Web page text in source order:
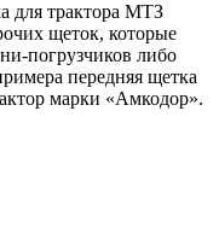
для трактора МТЗ
щеток, которые
погрузчиков либо
передняя щетка
марки «Амкодор».